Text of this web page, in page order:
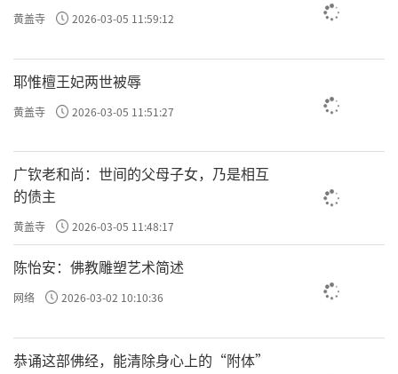
黄盖寺 2026-03-05 11:59:12
耶惟檀王妃两世被辱
黄盖寺 2026-03-05 11:51:27
广钦老和尚：世间的父母子女，乃是相互
的债主
黄盖寺 2026-03-05 11:48:17
陈怡安：佛教雕塑艺术简述
网络 2026-03-02 10:10:36
恭诵这部佛经，能清除身心上的“附体”